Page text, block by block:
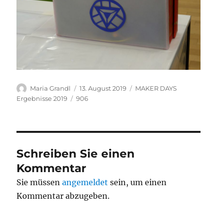
Autor
Maria Grandl
Veröffentlicht
am
13. August 2019 Kategorien
MAKER DAYS
Ergebnisse 2019
Schlagwörter
906
Schreiben Sie einen
Kommentar
Sie müssenangemeldet sein, um einen
Kommentar abzugeben.